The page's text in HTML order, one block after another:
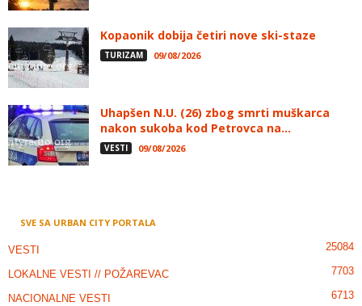
Kopaonik dobija četiri nove ski-staze
TURIZAM 09/08/2026
Uhapšen N.U. (26) zbog smrti muškarca
nakon sukoba kod Petrovca na...
VESTI 09/08/2026
SVE SA URBAN CITY PORTALA
VESTI 25084
LOKALNE VESTI // POŽAREVAC 7703
NACIONALNE VESTI 6713